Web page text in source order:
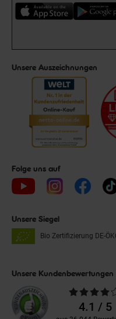
Unsere Auszeichnungen
Folge uns auf
Unsere Siegel
Bio Zertifizierung DE-
Unsere Kundenbewertungen
Durchschnittliche
Bewertungen4.1 / 5